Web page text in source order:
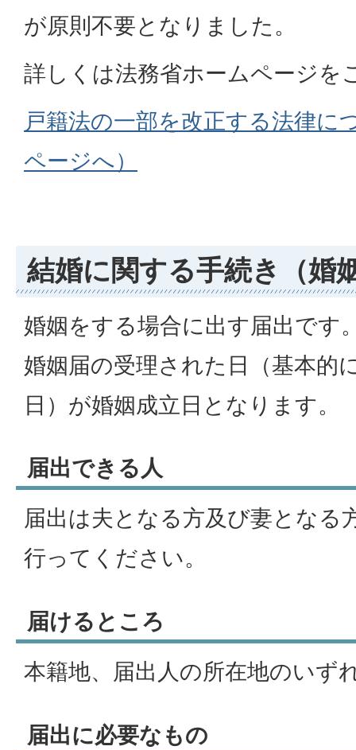
が原則不要となりました。
詳しくは法務省ホームページを
戸籍法の一部を改正する法律に
ページへ）
結婚に関する手続き（婚
婚姻をする場合に出す届出です
婚姻届の受理された日（基本的
日）が婚姻成立日となります。
届出できる人
届出は夫となる方及び妻となる
行ってください。
届けるところ
本籍地、届出人の所在地のいず
届出に必要なもの